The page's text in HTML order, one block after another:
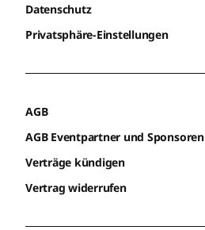
Datenschutz
Privatsphäre-Einstellungen
AGB
AGB Eventpartner und Sponsoren
Verträge kündigen
Vertrag widerrufen